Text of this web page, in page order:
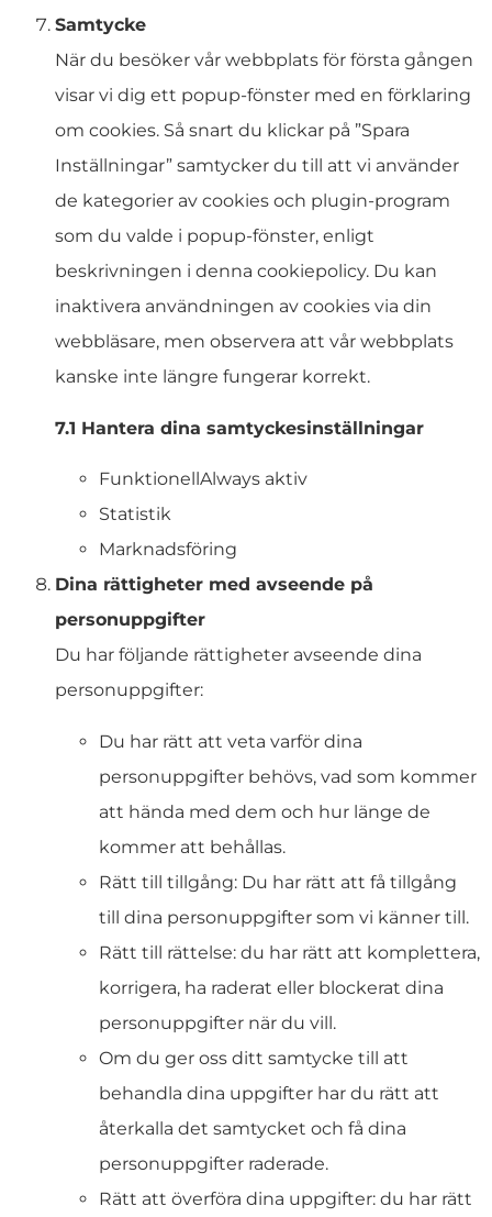
Samtycke
När du besöker vår webbplats för första gången
visar vi dig ett popup-fönster med en förklaring
om cookies. Så snart du klickar på ”Spara
Inställningar” samtycker du till att vi använder
de kategorier av cookies och plugin-program
som du valde i popup-fönster, enligt
beskrivningen i denna cookiepolicy. Du kan
inaktivera användningen av cookies via din
webbläsare, men observera att vår webbplats
kanske inte längre fungerar korrekt.
7.1 Hantera dina samtyckesinställningar
FunktionellAlways aktiv
Statistik
Marknadsföring
Dina rättigheter med avseende på
personuppgifter
Du har följande rättigheter avseende dina
personuppgifter:
Du har rätt att veta varför dina
personuppgifter behövs, vad som kommer
att hända med dem och hur länge de
kommer att behållas.
Rätt till tillgång: Du har rätt att få tillgång
till dina personuppgifter som vi känner till.
Rätt till rättelse: du har rätt att komplettera,
korrigera, ha raderat eller blockerat dina
personuppgifter när du vill.
Om du ger oss ditt samtycke till att
behandla dina uppgifter har du rätt att
återkalla det samtycket och få dina
personuppgifter raderade.
Rätt att överföra dina uppgifter: du har rätt